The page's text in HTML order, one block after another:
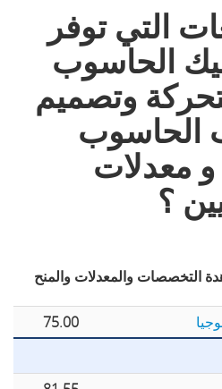
التي توفر
الحاسوب
وتصميم
الحاسوب
و معدلات
؟
التخصصات والمعدلات والمنح
75.00